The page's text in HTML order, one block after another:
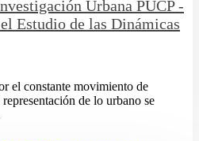
Urbana PUCP -
Estudio de las Dinámicas
el constante movimiento de
de lo urbano se